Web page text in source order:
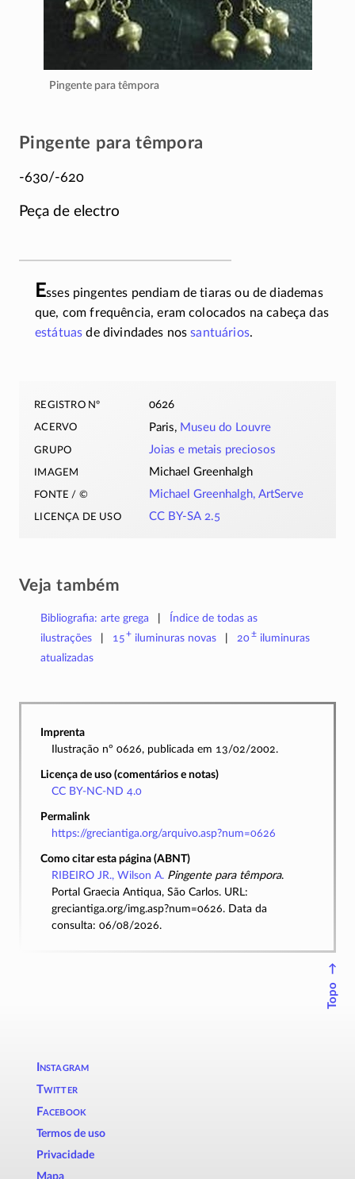
Pingente para têmpora
Pingente para têmpora
-630/-620
Peça de electro
Esses pingentes pendiam de tiaras ou de diademas
que, com frequência, eram colocados na cabeça das
estátuas de divindades nossantuários.
registro nº 0626
acervo Paris, Museu do Louvre
grupo Joias e metais preciosos
imagem Michael Greenhalgh
fonte / © Michael Greenhalgh, ArtServe
licença de uso CC BY-SA 2.5
Veja também
Bibliografia: arte grega
Índice de todas as
ilustrações
15+ iluminuras novas 20±iluminuras
atualizadas
Imprenta
Ilustração nº 0626, publicada em 13/02/2002.
Licença de uso (comentários e notas)
CC BY-NC-ND 4.0
Permalink
https://greciantiga.org/arquivo.asp?num=0626
Como citar esta página (ABNT)
RIBEIRO JR., Wilson A. Pingente para têmpora.
Portal Graecia Antiqua, São Carlos. URL:
greciantiga.org/img.asp?num=0626. Data da
consulta: 06/08/2026.
↑
Topo
Instagram
Twitter
Facebook
Termos de uso
Privacidade
Mapa